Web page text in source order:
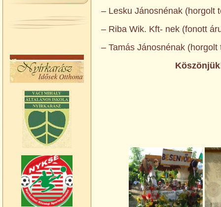
– Lesku Jánosnénak (horgolt
– Riba Wik. Kft- nek (fonott
– Tamás Jánosnénak (horgolt